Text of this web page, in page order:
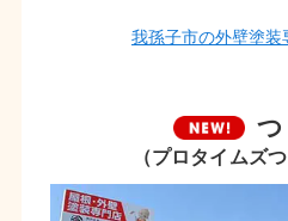
我孫子市の外壁塗装
（プロタイムズ